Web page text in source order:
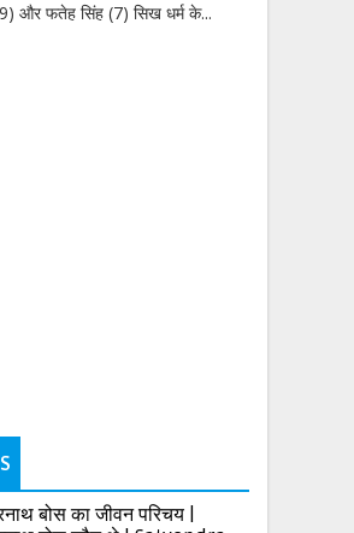
और फतेह सिंह (7) सिख धर्म के...
बोस का जीवन परिचय |